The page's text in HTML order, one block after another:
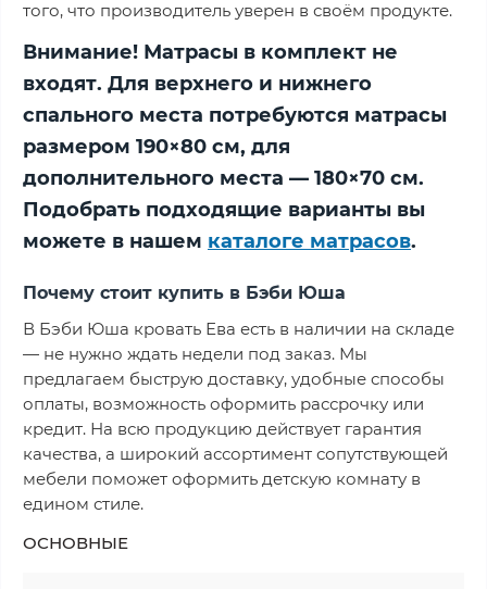
того, что производитель уверен в своём продукте.
Внимание! Матрасы в комплект не
входят. Для верхнего и нижнего
спального места потребуются матрасы
размером 190×80 см, для
дополнительного места — 180×70 см.
Подобрать подходящие варианты вы
можете в нашем каталоге матрасов.
Почему стоит купить в Бэби Юша
В Бэби Юша кровать Ева есть в наличии на складе
— не нужно ждать недели под заказ. Мы
предлагаем быструю доставку, удобные способы
оплаты, возможность оформить рассрочку или
кредит. На всю продукцию действует гарантия
качества, а широкий ассортимент сопутствующей
мебели поможет оформить детскую комнату в
едином стиле.
ОСНОВНЫЕ